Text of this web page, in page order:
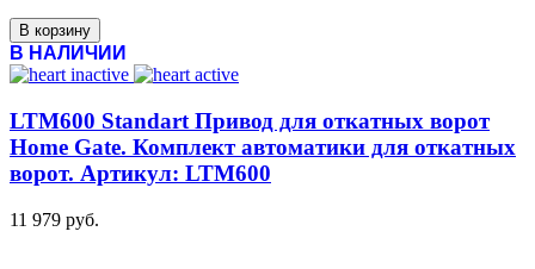
В корзину
В НАЛИЧИИ
LTM600 Standart Привод для откатных ворот
Home Gate. Комплект автоматики для откатных
ворот. Артикул: LTM600
11 979 руб.